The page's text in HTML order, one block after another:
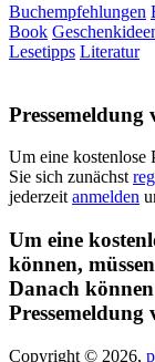
Buchempfehlungen
Book
Lesetipps Literatur
Pressemeldung
Um eine kostenlose
Sie sich zunächst
jederzeit anmelden
Um eine
können,
Danach
Pressemeldung
Copyright © 2026,